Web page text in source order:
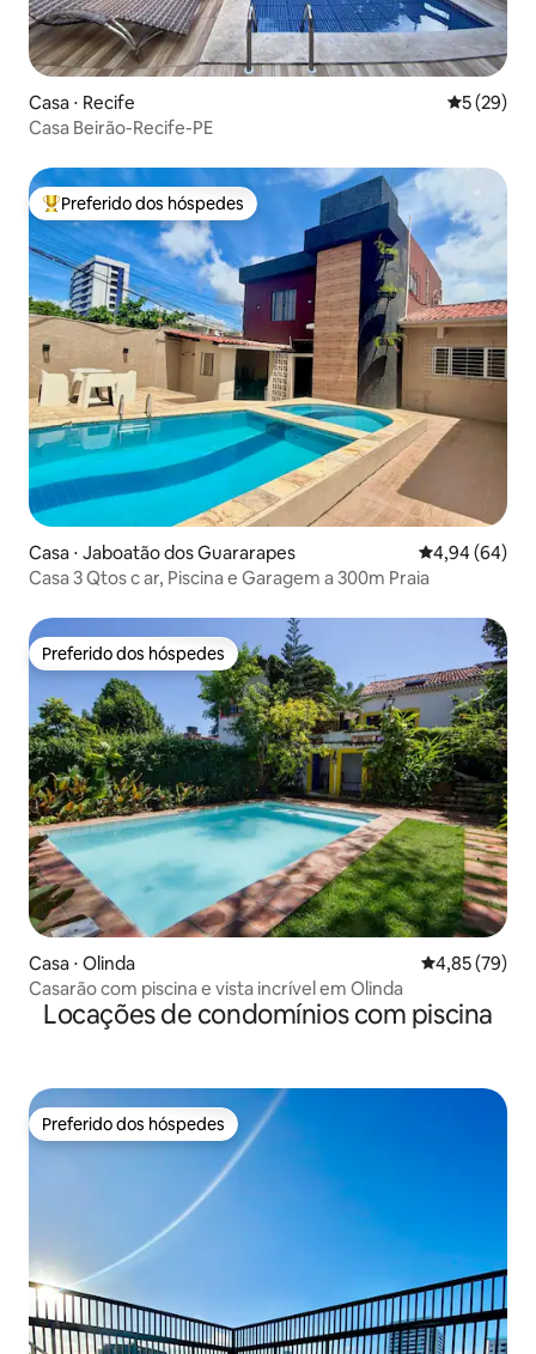
Casa ⋅ Recife 5 de uma
5 (29)
Casa Beirão-Recife-PE
Entre os melhores preferidos dos hóspedes
Preferido dos hóspedes
Casa ⋅ Jaboatão dos Guararapes 4,94 de uma
4,94 (64)
Casa 3 Qtos c ar, Piscina e Garagem a 300m Praia
Preferido dos hóspedes
Preferido dos hóspedes
Casa ⋅ Olinda 4,85 de uma
4,85 (79)
Casarão com piscina e vista incrível em Olinda
Locações de condomínios com piscina
Preferido dos hóspedes
Preferido dos hóspedes